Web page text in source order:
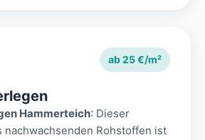
ab 25 €/m²
Hammerteich: Dieser
nachwachsenden Rohstoffen ist